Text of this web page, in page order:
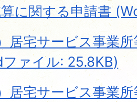
に関する申請書
居宅サービス事業
ァイル: 25.8KB)
居宅サービス事業